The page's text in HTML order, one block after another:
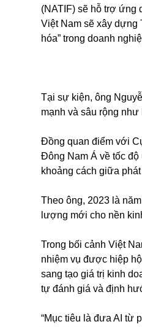
(NATIF) sẽ hỗ trợ ứng
Việt Nam sẽ xây dựng
hóa” trong doanh
Tại sự kiện, ông
mạnh và sâu rộng như
Đồng quan điểm với
Đông Nam Á về tốc độ
khoảng cách giữa
Theo ông, 2023 là
lượng mới cho nền
Trong bối cảnh Việt
nhiệm vụ được hiệp
sang tạo giá trị kinh
tự đánh giá và định
“Mục tiêu là đưa AI từ